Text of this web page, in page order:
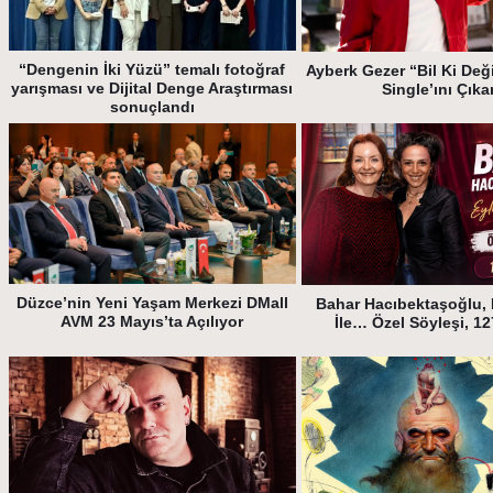
“Dengenin İki Yüzü” temalı fotoğraf
yarışması ve Dijital Denge Araştırması
sonuçlandı
Ayberk Gezer “Bil Ki
Single’ını
Düzce’nin Yeni Yaşam Merkezi DMall
AVM 23 Mayıs’ta Açılıyor
Bahar Hacıbektaşoğlu,
İle… Özel Söyleşi,